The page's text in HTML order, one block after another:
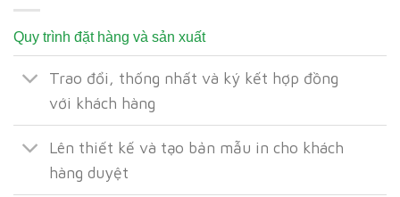
Quy trình đặt hàng và sản xuất
Trao đổi, thống nhất và ký kết hợp đồng
với khách hàng
Lên thiết kế và tạo bản mẫu in cho khách
hàng duyệt